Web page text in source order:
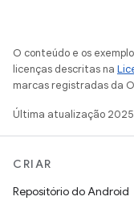
O conteúdo e os
licenças descritas na
marcas registradas da
Última atualização
CRIAR
Repositório do Android